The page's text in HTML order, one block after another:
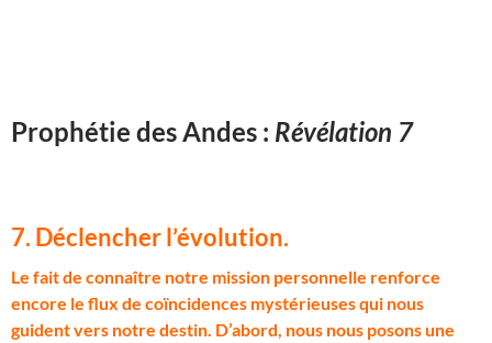
Prophétie des Andes : Révélation 7
7. Déclencher l’évolution.
L e fait de connaître notre mission personnelle renforce
encore le flux de coïncidences mystérieuses qui nous
guident vers notre destin. D’abord, nous nous posons une